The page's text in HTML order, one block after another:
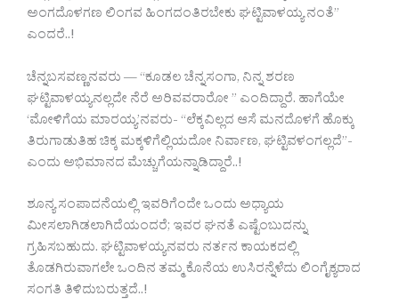
ಅಂಗದೊಳಗಣ ಲಿಂಗವ ಹಿಂಗದಂತಿರಬೇಕು ಘಟ್ಟಿವಾಳಯ್ಯ ನಂತೆ”
ಎಂದರೆ..!
ಚೆನ್ನಬಸವಣ್ಣನವರು — “ಕೂಡಲ ಚೆನ್ನಸಂಗಾ, ನಿನ್ನ ಶರಣ
ಘಟ್ಟಿವಾಳಯ್ಯನಲ್ಲದೇ ನೆರೆ ಅರಿವವರಾರೋ ” ಎಂದಿದ್ದಾರೆ. ಹಾಗೆಯೇ
‘ಮೋಳಿಗೆಯ ಮಾರಯ್ಯ’ನವರು- “ಲೆಕ್ಕವಿಲ್ಲದ ಆಸೆ ಮನದೊಳಗೆ ಹೊಕ್ಕು
ತಿರುಗಾಡುತಿಹ ಚಿಕ್ಕ ಮಕ್ಕಳಿಗೆಲ್ಲಿಯದೋ ನಿರ್ವಾಣ, ಘಟ್ಟಿವಳಂಗಲ್ಲದೆ”-
ಎಂದು ಅಭಿಮಾನದ ಮೆಚ್ಚುಗೆಯನ್ನಾಡಿದ್ದಾರೆ..!
ಶೂನ್ಯ ಸಂಪಾದನೆಯಲ್ಲಿ ಇವರಿಗೆಂದೇ ಒಂದು ಅಧ್ಯಾಯ
ಮೀಸಲಾಗಿಡಲಾಗಿದೆಯಂದರೆ; ಇವರ ಘನತೆ ಎಷ್ಟೆಂಬುದನ್ನು
ಗ್ರಹಿಸಬಹುದು. ಘಟ್ಟಿವಾಳಯ್ಯನವರು ನರ್ತನ ಕಾಯಕದಲ್ಲಿ
ತೊಡಗಿರುವಾಗಲೇ ಒಂದಿನ ತಮ್ಮ ಕೊನೆಯ ಉಸಿರನ್ನೆಳೆದು ಲಿಂಗೈಕ್ಯರಾದ
ಸಂಗತಿ ತಿಳಿದುಬರುತ್ತದೆ..!